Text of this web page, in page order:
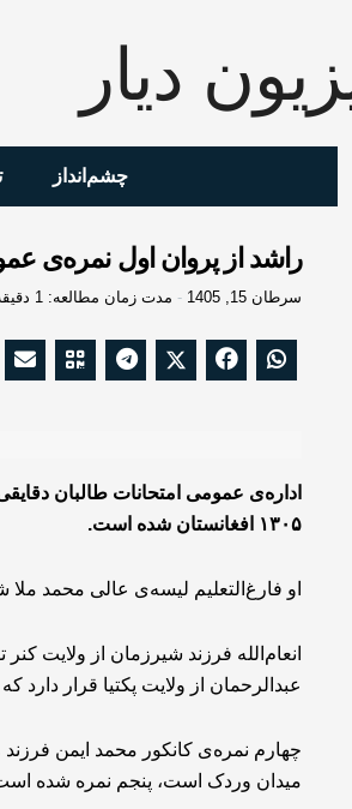
چشم‌انداز
راشد از پروان اول نمره‌ی
سرطان 15, 1405 مدت زمان مطالعه: 1 دقیقه
اداره‌ی عمومی امتحانات طالبان
۱۳۰۵ افغانستان شده است.
او فارغ‌التعلیم لیسه‌ی عالی محمد ملا شهید است و توانسته با
عبدالرحمان از ولایت پکتیا قرار دارد که 356.96 نمره اخذ کرده است.
چهارم نمره‌ی کانکور محمد ایمن
میدان وردک است، پنجم نمره شده